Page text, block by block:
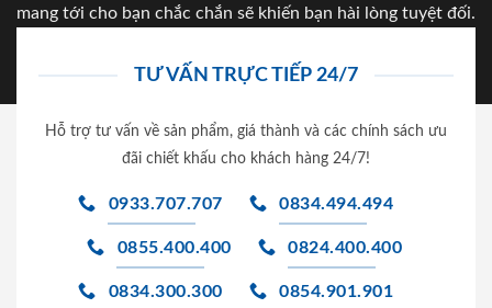
mang tới cho bạn chắc chắn sẽ khiến bạn hài lòng tuyệt đối.
TƯ VẤN TRỰC TIẾP 24/7
Hỗ trợ tư vấn về sản phẩm, giá thành và các chính sách ưu
đãi chiết khấu cho khách hàng 24/7!
0933.707.707 0834.494.494
0855.400.400 0824.400.400
0834.300.300 0854.901.901